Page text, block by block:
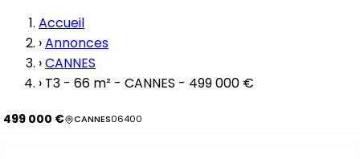
Accueil
›Annonces
›CANNES
› T3 - 66 m² - CANNES - 499 000 €
499 000 € CANNES06400